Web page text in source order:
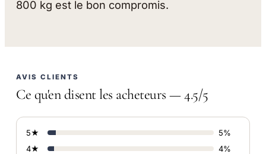
800 kg est le bon compromis.
AVIS CLIENTS
Ce qu'en disent les acheteurs — 4.5/5
5★
5%
4★
4%